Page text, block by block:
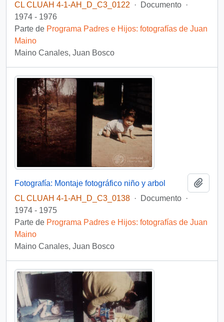
CL CLUAH 4-1-AH_D_C3_0122
· Documento ·
1974 - 1976
Parte de Programa Padres e Hijos: fotografías de Juan
Maino
Maino Canales, Juan Bosco
Fotografía: Montaje fotográfico niño y arbol
CL CLUAH 4-1-AH_D_C3_0138 · Documento ·
1974 - 1975
Parte de Programa Padres e Hijos: fotografías de Juan
Maino
Maino Canales, Juan Bosco